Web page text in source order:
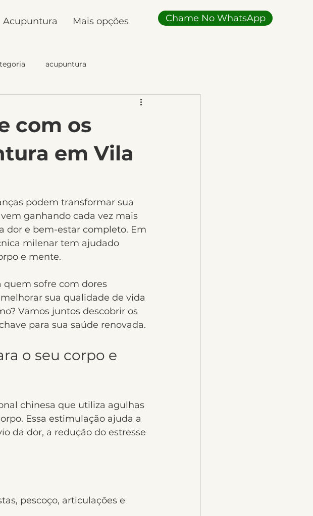
Acupuntura Mais opções Chame No WhatsApp
acupuntura
com os
em Vila
podem transformar sua
ganhando cada vez mais
dor e bem-estar completo. Em
milenar tem ajudado
e mente.
sofre com dores
sua qualidade de vida
Vamos juntos descobrir os
para sua saúde renovada.
o seu corpo e
chinesa que utiliza agulhas
Essa estimulação ajuda a
da dor, a redução do estresse
pescoço, articulações e